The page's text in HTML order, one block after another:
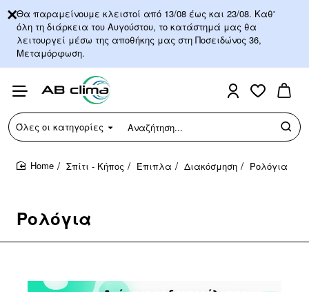
Θα παραμείνουμε κλειστοί από 13/08 έως και 23/08. Καθ'
όλη τη διάρκεια του Αυγούστου, το κατάστημά μας θα
λειτουργεί μέσω της αποθήκης μας στη Ποσειδώνος 36,
Μεταμόρφωση.
Όλες οι κατηγορίες
Αναζήτηση...
Ρολόγια
Σπίτι - Κήπος Έπιπλα Διακόσμηση Ρολόγια